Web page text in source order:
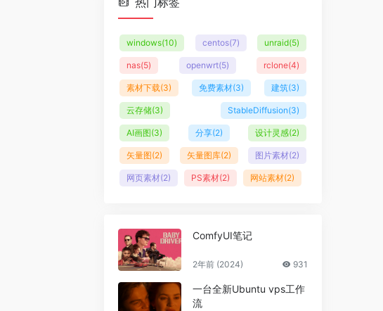
windows(10) centos(7) unraid(5)
nas(5) openwrt(5) rclone(4)
素材下载(3) 免费素材(3) 建筑(3)
云存储(3) StableDiffusion(3)
AI画图(3) 分享(2) 设计灵感(2)
矢量图(2) 矢量图库(2) 图片素材(2)
网页素材(2) PS素材(2) 网站素材(2)
ComfyUI笔记
2年前 (2024) 931
一台全新Ubuntu vps工作
流